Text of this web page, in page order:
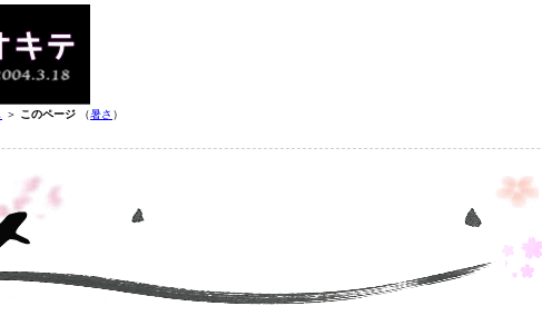
＞ このページ （暑さ ）